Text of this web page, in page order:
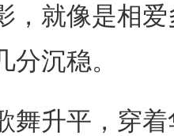
，就像是相
沉稳。
升平，穿着